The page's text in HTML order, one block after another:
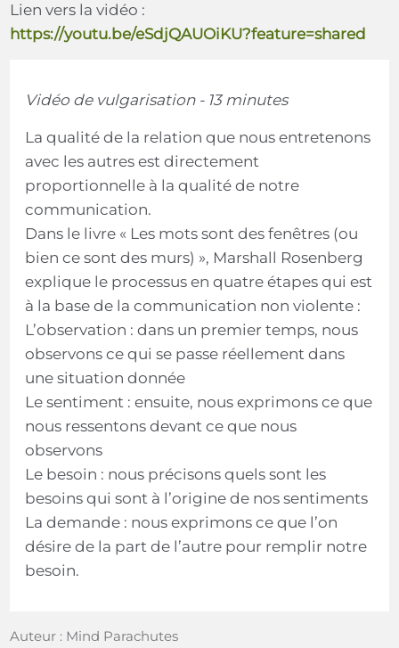
Lien vers la vidéo :
https://youtu.be/eSdjQAUOiKU?feature=shared
Vidéo de vulgarisation - 13 minutes
La qualité de la relation que nous entretenons
avec les autres est directement
proportionnelle à la qualité de notre
communication.
Dans le livre « Les mots sont des fenêtres (ou
bien ce sont des murs) », Marshall Rosenberg
explique le processus en quatre étapes qui est
à la base de la communication non violente :
L’observation : dans un premier temps, nous
observons ce qui se passe réellement dans
une situation donnée
Le sentiment : ensuite, nous exprimons ce que
nous ressentons devant ce que nous
observons
Le besoin : nous précisons quels sont les
besoins qui sont à l’origine de nos sentiments
La demande : nous exprimons ce que l’on
désire de la part de l’autre pour remplir notre
besoin.
Auteur : Mind Parachutes